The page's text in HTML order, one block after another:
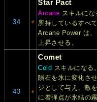
34
Star Pact
Arcane スキルにな
所持しているすべ
Arcane Power は
上昇させる。
43
Comet
Cold スキルになる。
隕石を氷に変化さ
ジとして与え、敵を
に着弾点が氷結の